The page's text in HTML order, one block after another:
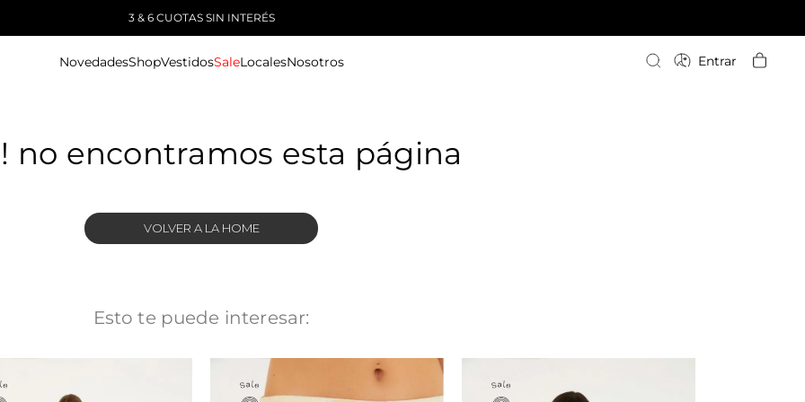
3 & 6 CUOTAS SIN INTERÉS
NovedadesShopVestidosSaleLocalesNosotros Entrar
no encontramos esta página
VOLVER A LA HOME
Esto te puede interesar: